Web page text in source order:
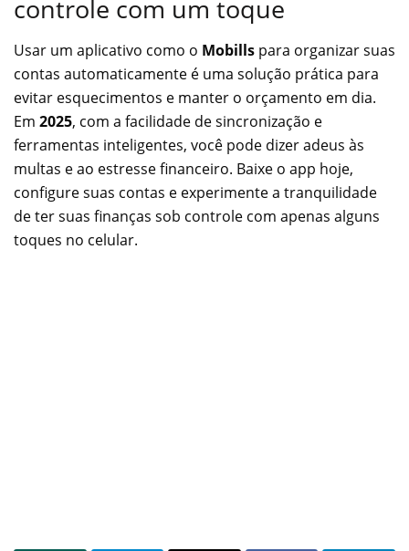
controle com um toque
Usar um aplicativo como o Mobills para organizar suas
contas automaticamente é uma solução prática para
evitar esquecimentos e manter o orçamento em dia.
Em 2025, com a facilidade de sincronização e
ferramentas inteligentes, você pode dizer adeus às
multas e ao estresse financeiro. Baixe o app hoje,
configure suas contas e experimente a tranquilidade
de ter suas finanças sob controle com apenas alguns
toques no celular.